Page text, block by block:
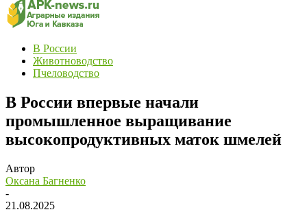
В России
Животноводство
Пчеловодство
В России впервые начали
промышленное выращивание
высокопродуктивных маток шмелей
Автор
Оксана Багненко
-
21.08.2025